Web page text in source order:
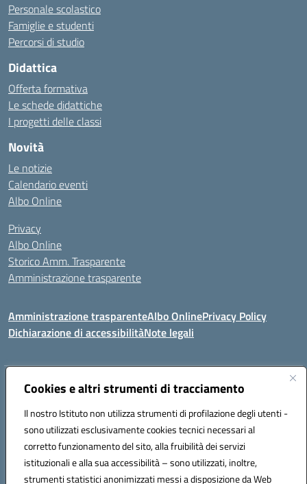
Cookies e altri strumenti di tracciamento
Il nostro Istituto non utilizza strumenti di profilazione degli utenti -
sono utilizzati esclusivamente cookies tecnici necessari al
corretto funzionamento del sito, alla fruibilità dei servizi
istituzionali e alla sua accessibilità – sono utilizzati, inoltre,
strumenti statistici anonimizzati messi a disposizione da Web
Personale scolastico
Famiglie e studenti
Percorsi di studio
Didattica
Offerta formativa
Le schede didattiche
I progetti delle classi
Novità
Le notizie
Calendario eventi
Albo Online
Privacy
Albo Online
Storico Amm. Trasparente
Amministrazione trasparente
Amministrazione trasparenteAlbo OnlinePrivacy Policy
Dichiarazione di accessibilitàNote legali
Indirizzo:Via Mastelloni - Viale Colombo 71121 Foggia
Posta elettronica certificata (PEC):fgic885004@pec.istruzione.it
Codice fiscale: 94118760712
Codice meccanografico: FGIC885004